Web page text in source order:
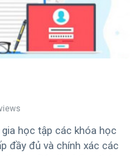
học tập các khóa học
đầy đủ và chính xác các